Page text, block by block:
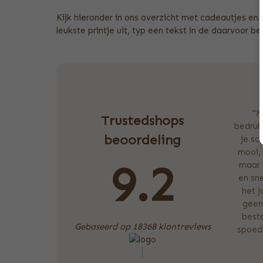
Kijk hieronder in ons overzicht met cadeautjes
leukste printje uit, typ een tekst in de daarvoor
Trustedshops
beoordeling
9.2
Gebaseerd op 18368 klantreviews
je
en
het